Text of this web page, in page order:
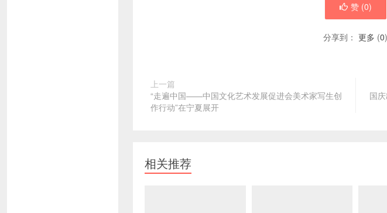
赞 (0)
分享到： 更多 (0)
上一篇
“走遍中国——中国文化艺术发展促进会美术家写生创
作行动”在宁夏展开
国
相关推荐